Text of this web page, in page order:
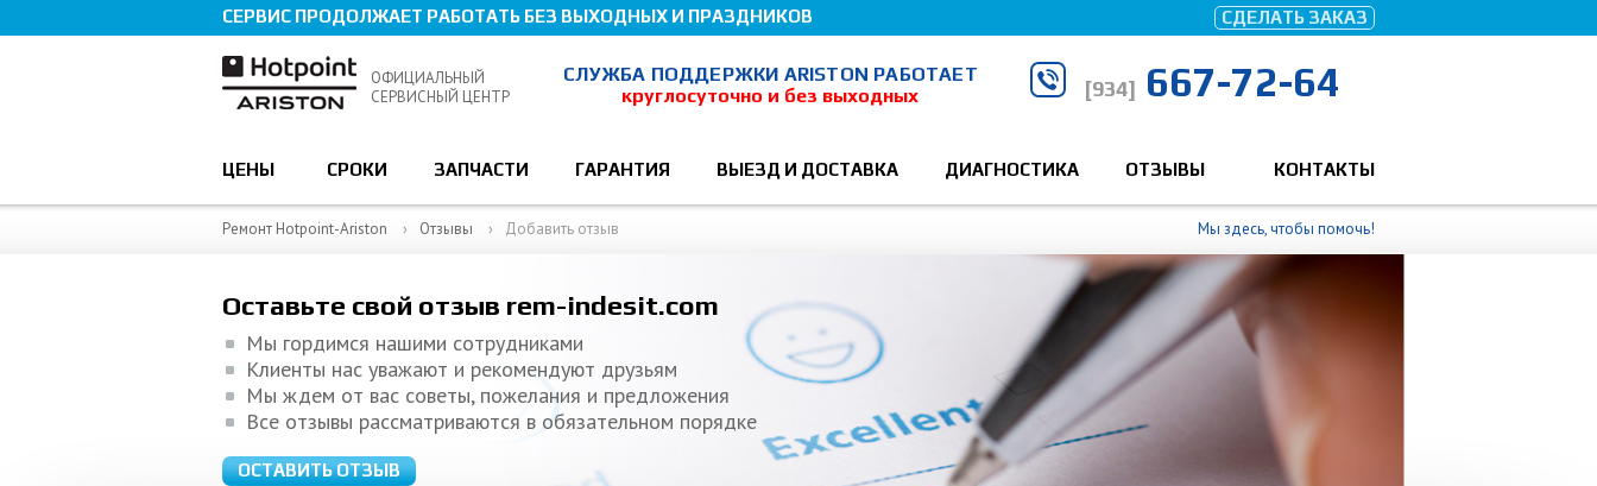
СЕРВИС ПРОДОЛЖАЕТ РАБОТАТЬ БЕЗ ВЫХОДНЫХ И ПРАЗДНИКОВ СДЕЛАТЬ ЗАКАЗ
ОФИЦИАЛЬНЫЙ
СЕРВИСНЫЙ ЦЕНТР
СЛУЖБА ПОДДЕРЖКИ ARISTON РАБОТАЕТ
круглосуточно и без выходных
[934] 667-72-64
ЦЕНЫ СРОКИ ЗАПЧАСТИ ГАРАНТИЯ ВЫЕЗД И ДОСТАВКА ДИАГНОСТИКА ОТЗЫВЫ КОНТАКТЫ
Ремонт Hotpoint-Ariston Отзывы Добавить отзыв Мы здесь, чтобы помочь!
Оставьте свой отзыв rem-indesit.com
Мы гордимся нашими сотрудниками
Клиенты нас уважают и рекомендуют друзьям
Мы ждем от вас советы, пожелания и предложения
Все отзывы рассматриваются в обязательном порядке
ОСТАВИТЬ ОТЗЫВ